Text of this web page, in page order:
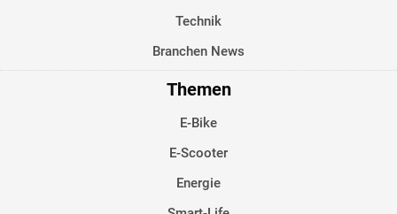
Technik
Branchen News
Themen
E-Bike
E-Scooter
Energie